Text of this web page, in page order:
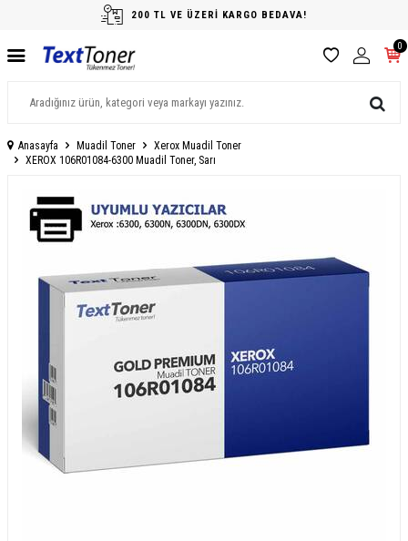
200 TL VE ÜZERİ KARGO BEDAVA!
0
Anasayfa Muadil Toner
Xerox Muadil Toner
XEROX 106R01084-6300 Muadil Toner, Sarı